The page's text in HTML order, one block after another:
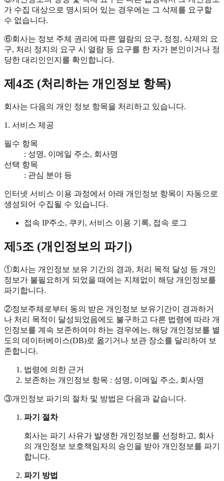
가 수집 대상으로 명시되어 있는 경우에는 그 삭제를 요구할
수 없습니다.
⑥회사는 정보 주체 권리에 따른 열람의 요구, 정정, 삭제의 요
구, 처리 정지의 요구 시 열람 등 요구를 한 자가 본인이거나 정
당한 대리인인지를 확인합니다.
제4조 (처리하는 개인정보 항목)
회사는 다음의 개인 정보 항목을 처리하고 있습니다.
1. 서비스 제공
필수 항목
: 성명, 이메일 주소, 회사명
선택 항목
: 관심 분야 등
인터넷 서비스 이용 과정에서 아래 개인정보 항목이 자동으로
생성되어 수집될 수 있습니다.
접속 IP주소, 쿠키, 서비스 이용 기록, 접속 로그
제5조 (개인정보의 파기)
①회사는 개인정보 보유 기간의 경과, 처리 목적 달성 등 개인
정보가 불필요하게 되었을 때에는 지체없이 해당 개인정보를
파기합니다.
②정보주체로부터 동의 받은 개인정보 보유기간이 경과하거
나 처리 목적이 달성되었음에도 불구하고 다른 법령에 따라 개
인정보를 계속 보존하여야 하는 경우에는, 해당 개인정보를 별
도의 데이터베이스(DB)로 옮기거나 보관 장소를 달리하여 보
존합니다.
법령에 의한 근거
보존하는 개인정보 항목 : 성명, 이메일 주소, 회사명
③개인정보 파기의 절차 및 방법은 다음과 같습니다.
파기 절차
회사는 파기 사유가 발생한 개인정보를 선정하고, 회사
의 개인정보 보호책임자의 승인을 받아 개인정보를 파기
합니다.
파기 방법